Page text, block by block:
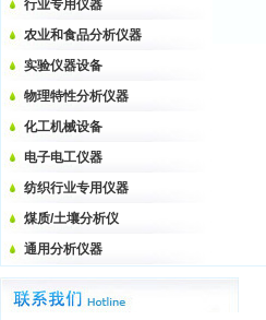
行业专用仪器
农业和食品分析仪器
实验仪器设备
物理特性分析仪器
化工机械设备
电子电工仪器
纺织行业专用仪器
煤质/土壤分析仪
通用分析仪器